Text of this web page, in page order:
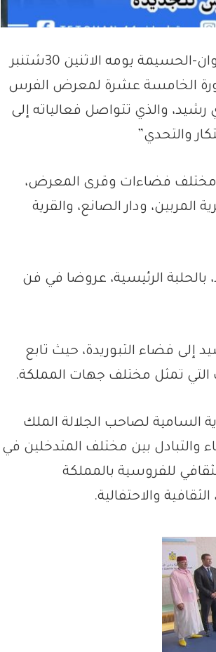
شارك السيد عمر مورو، رئيس مجلس جهة طنجة-تطوان-الحسيمة يومه الاثنين 30شتنبر
الخامسة عشرة لمعرض الفرس
والذي تتواصل فعالياته إلى
مختلف فضاءات وقرى المعرض،
ودار الصانع، والقرية
الرئيسية، عروضا في فن
فضاء التبوريدة، حيث تابع
لصاحب الجلالة الملك
والتبادل بين مختلف المتدخلين في
للفروسية بالمملكة
والاحتفالية.